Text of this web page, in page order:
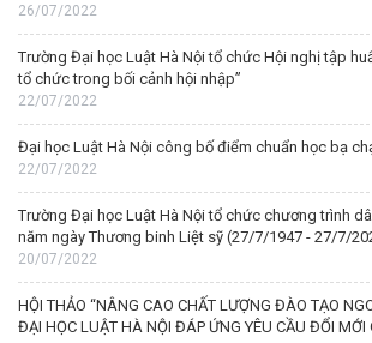
26/07/2022
Trường Đại học Luật Hà Nội tổ chức Hội nghị tập
tổ chức trong bối cảnh hội nhập”
22/07/2022
Đại học Luật Hà Nội công bố điểm chuẩn học bạ
22/07/2022
Trường Đại học Luật Hà Nội tổ chức chương trình
năm ngày Thương binh Liệt sỹ (27/7/1947 - 27/7/
20/07/2022
HỘI THẢO “NÂNG CAO CHẤT LƯỢNG ĐÀO TẠO
ĐẠI HỌC LUẬT HÀ NỘI ĐÁP ỨNG YÊU CẦU ĐỔI MỚI